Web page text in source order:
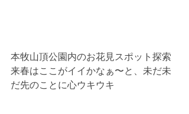
本牧山頂公園内のお花見スポット探索
来春はここがイイかなぁ〜と、未だ未
だ先のことに心ウキウキ